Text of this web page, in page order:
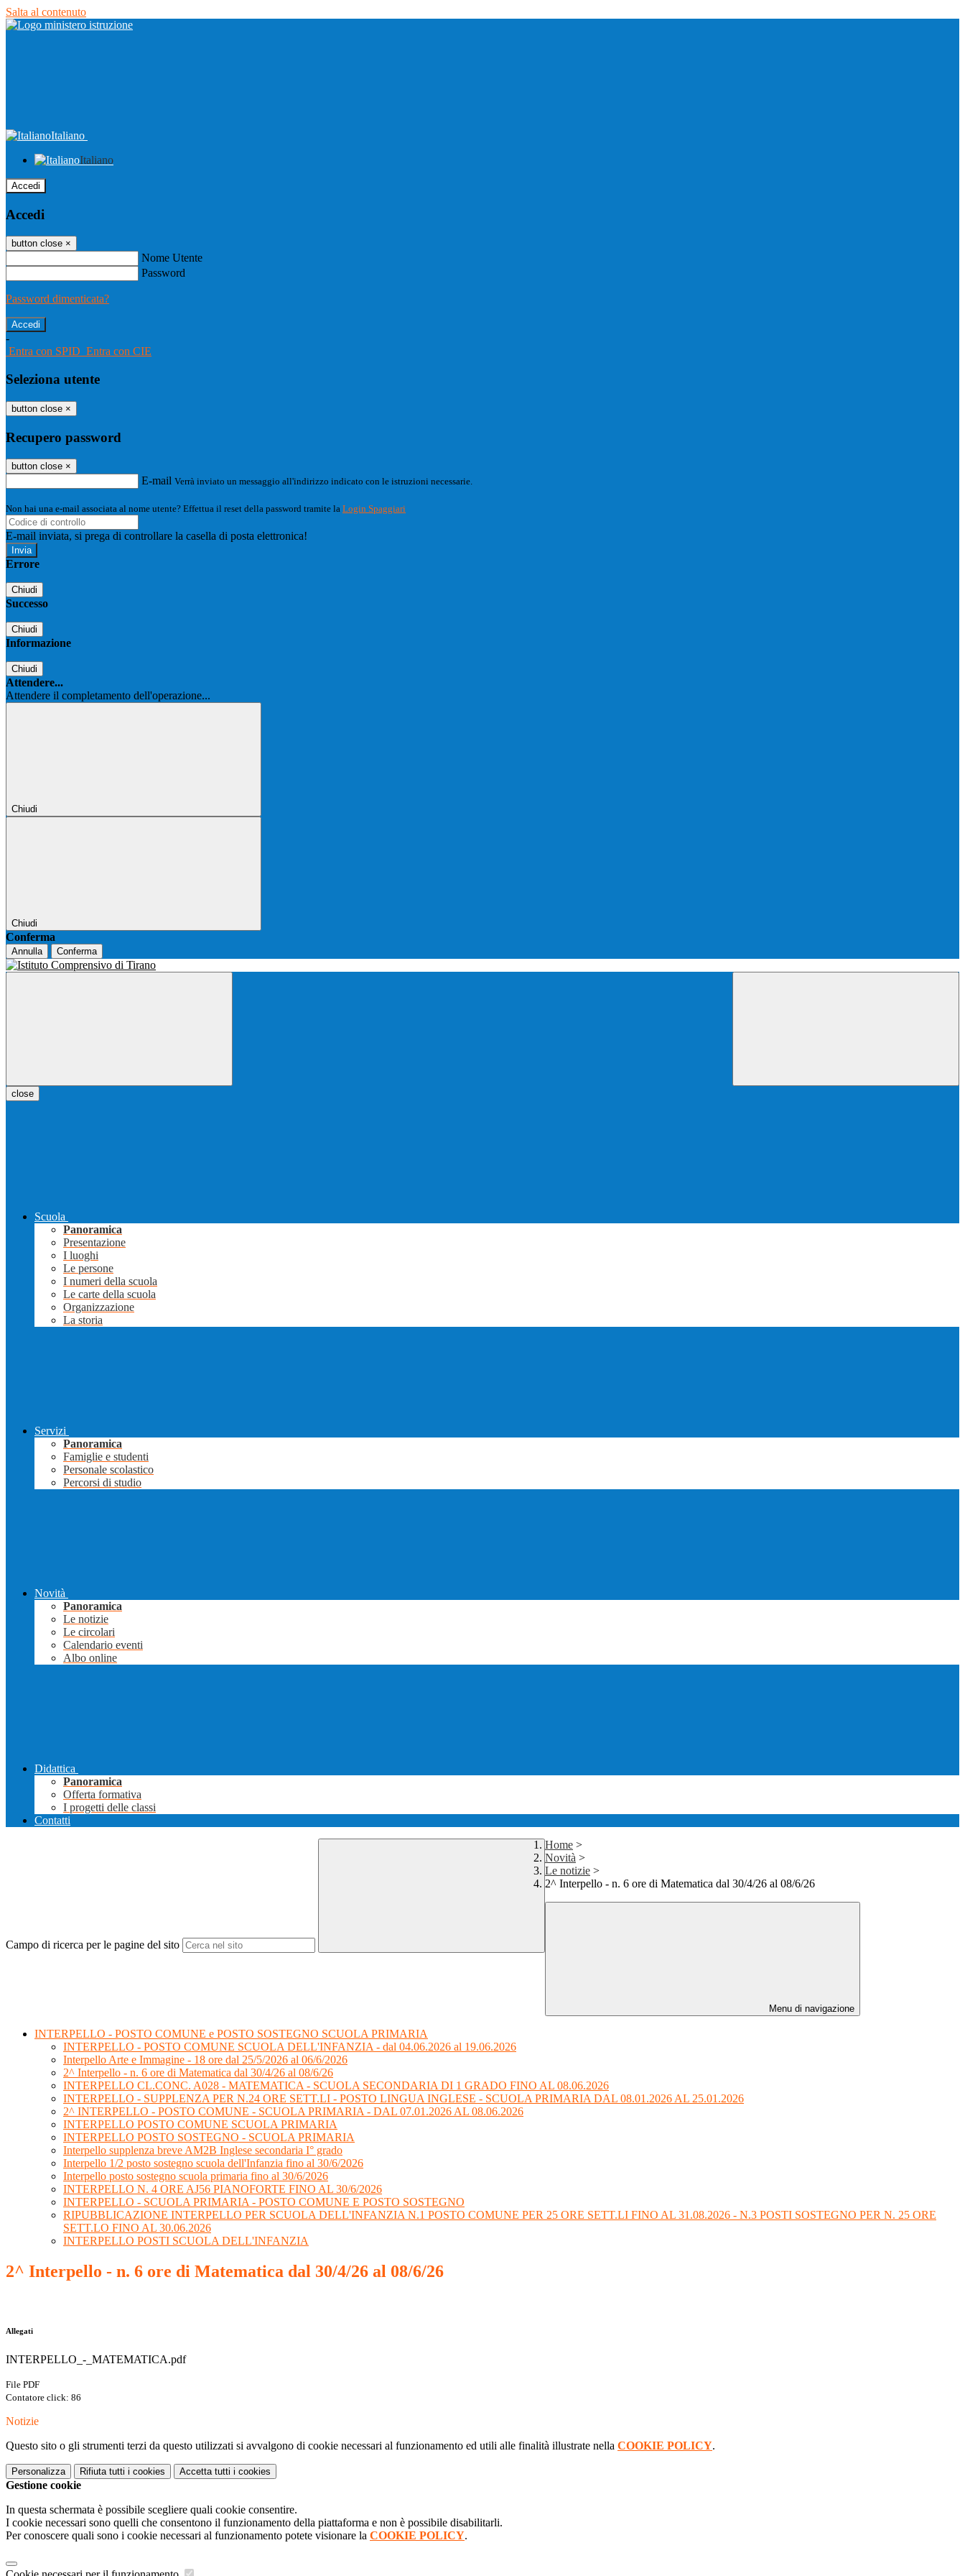
Salta al contenuto
Italiano
Italiano
Accedi
Accedi
button close ×
Nome Utente
Password
Password dimenticata?
-
Entra con SPID Entra con CIE
Seleziona utente
button close ×
Recupero password
button close ×
E-mail Verrà inviato un messaggio all'indirizzo indicato con le istruzioni necessarie.
Non hai una e-mail associata al nome utente? Effettua il reset della password tramite la Login Spaggiari
E-mail inviata, si prega di controllare la casella di posta elettronica!
Errore
Chiudi
Successo
Chiudi
Informazione
Chiudi
Attendere...
Attendere il completamento dell'operazione...
Chiudi
Chiudi
Conferma
Annulla Conferma
close
Scuola
Panoramica
Presentazione
I luoghi
Le persone
I numeri della scuola
Le carte della scuola
Organizzazione
La storia
Servizi
Panoramica
Famiglie e studenti
Personale scolastico
Percorsi di studio
Novità
Panoramica
Le notizie
Le circolari
Calendario eventi
Albo online
Didattica
Panoramica
Offerta formativa
I progetti delle classi
Contatti
Campo di ricerca per le pagine del sito
Home >
Novità >
Le notizie >
2^ Interpello - n. 6 ore di Matematica dal 30/4/26 al 08/6/26
Menu di navigazione
INTERPELLO - POSTO COMUNE e POSTO SOSTEGNO SCUOLA PRIMARIA
INTERPELLO - POSTO COMUNE SCUOLA DELL'INFANZIA - dal 04.06.2026 al 19.06.2026
Interpello Arte e Immagine - 18 ore dal 25/5/2026 al 06/6/2026
2^ Interpello - n. 6 ore di Matematica dal 30/4/26 al 08/6/26
INTERPELLO CL.CONC. A028 - MATEMATICA - SCUOLA SECONDARIA DI 1 GRADO FINO AL 08.06.2026
INTERPELLO - SUPPLENZA PER N.24 ORE SETT.LI - POSTO LINGUA INGLESE - SCUOLA PRIMARIA DAL 08.01.2026 AL 25.01.2026
2^ INTERPELLO - POSTO COMUNE - SCUOLA PRIMARIA - DAL 07.01.2026 AL 08.06.2026
INTERPELLO POSTO COMUNE SCUOLA PRIMARIA
INTERPELLO POSTO SOSTEGNO - SCUOLA PRIMARIA
Interpello supplenza breve AM2B Inglese secondaria I° grado
Interpello 1/2 posto sostegno scuola dell'Infanzia fino al 30/6/2026
Interpello posto sostegno scuola primaria fino al 30/6/2026
INTERPELLO N. 4 ORE AJ56 PIANOFORTE FINO AL 30/6/2026
INTERPELLO - SCUOLA PRIMARIA - POSTO COMUNE E POSTO SOSTEGNO
RIPUBBLICAZIONE INTERPELLO PER SCUOLA DELL'INFANZIA N.1 POSTO COMUNE PER 25 ORE SETT.LI FINO AL 31.08.2026 - N.3 POSTI SOSTEGNO PER N. 25 ORE
SETT.LO FINO AL 30.06.2026
INTERPELLO POSTI SCUOLA DELL'INFANZIA
2^ Interpello - n. 6 ore di Matematica dal 30/4/26 al 08/6/26
Allegati
INTERPELLO_-_MATEMATICA.pdf
File PDF
Contatore click: 86
Notizie
Questo sito o gli strumenti terzi da questo utilizzati si avvalgono di cookie necessari al funzionamento ed utili alle finalità illustrate nella COOKIE POLICY.
Personalizza Rifiuta tutti i cookies Accetta tutti i cookies
Gestione cookie
In questa schermata è possibile scegliere quali cookie consentire.
I cookie necessari sono quelli che consentono il funzionamento della piattaforma e non è possibile disabilitarli.
Per conoscere quali sono i cookie necessari al funzionamento potete visionare la COOKIE POLICY.